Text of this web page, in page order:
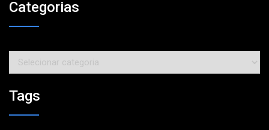
Categorias
Categorias
Tags